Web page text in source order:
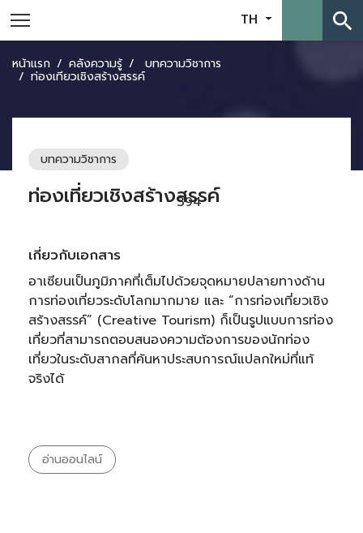
TH search
หน้าแรก คลังความรู้ บทความวิชาการ
ท่องเที่ยวเชิงสร้างสรรค์
บทความวิชาการ
394
ท่องเที่ยวเชิงสร้างสรรค์
เกี่ยวกับเอกสาร
อาเซียนเป็นภูมิภาคที่เต็มไปด้วยจุดหมายปลายทางด้าน
การท่องเที่ยวระดับโลกมากมาย และ “การท่องเที่ยวเชิง
สร้างสรรค์” (Creative Tourism) ก็เป็นรูปแบบการท่อง
เที่ยวที่สามารถตอบสนองความต้องการของนักท่อง
เที่ยวในระดับสากลที่ค้นหาประสบการณ์แปลกใหม่ที่แท้
จริงได้
อ่านออนไลน์